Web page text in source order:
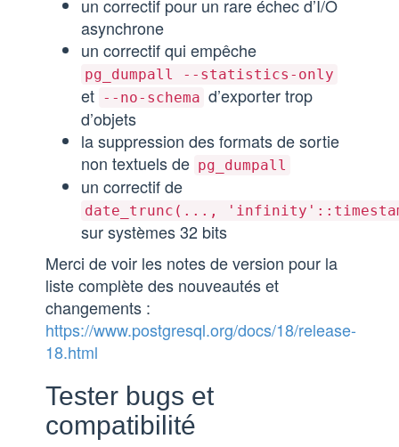
un correctif pour un rare échec d’I/O
asynchrone
un correctif qui empêche
pg_dumpall --statistics-only
et --no-schema d’exporter trop
d’objets
la suppression des formats de sortie
non textuels de pg_dumpall
un correctif de
date_trunc(...,
sur systèmes 32 bits
Merci de voir les notes de version pour la
liste complète des nouveautés et
changements :
https://www.postgresql.org/docs/18/release-
18.html
Tester bugs et
compatibilité